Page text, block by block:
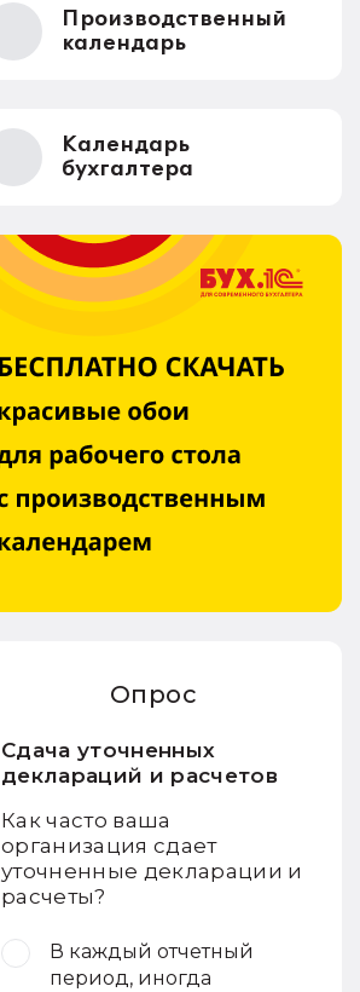
Производственный
календарь
Календарь
бухгалтера
Опрос
Сдача уточненных
деклараций и расчетов
Как часто ваша
организация сдает
уточненные декларации и
расчеты?
В каждый отчетный
период, иногда